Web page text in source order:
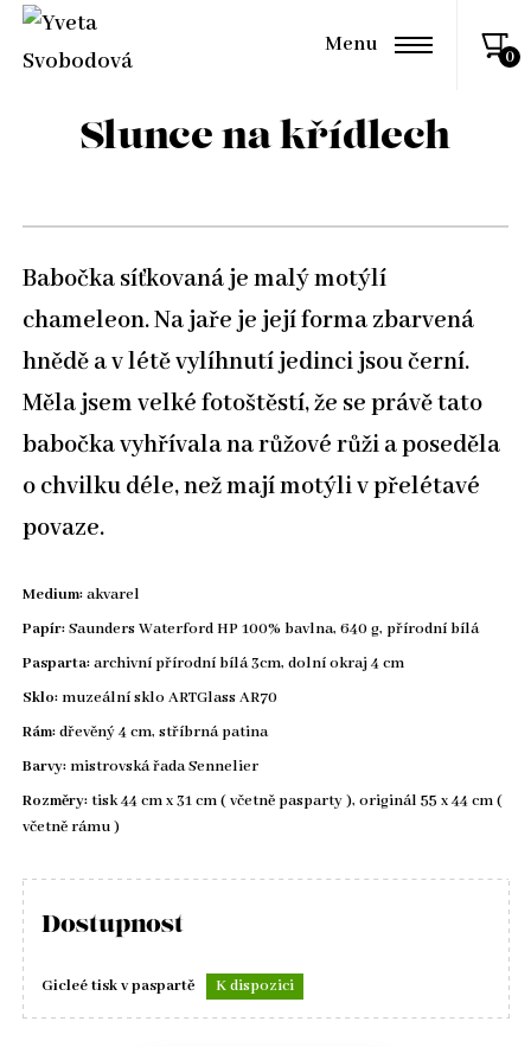
Menu
Slunce na křídlech
Babočka síťkovaná je malý motýlí
chameleon. Na jaře je její forma zbarvená
hnědě a v létě vylíhnutí jedinci jsou černí.
Měla jsem velké fotoštěstí, že se právě tato
babočka vyhřívala na růžové růži a poseděla
o chvilku déle, než mají motýli v přelétavé
povaze.
Medium:akvarel
Papír:Saunders Waterford HP 100% bavlna, 640 g, přírodní bílá
Pasparta:archivní přírodní bílá 3cm, dolní okraj 4 cm
Sklo: muzeální sklo ARTGlass AR70
Rám:dřevěný 4 cm, stříbrná patina
Barvy: mistrovská řada Sennelier
Rozměry:tisk 44 cm x 31 cm ( včetně pasparty ), originál 55 x 44 cm (
včetně rámu )
Dostupnost
Gicleé tisk v paspartě K dispozici